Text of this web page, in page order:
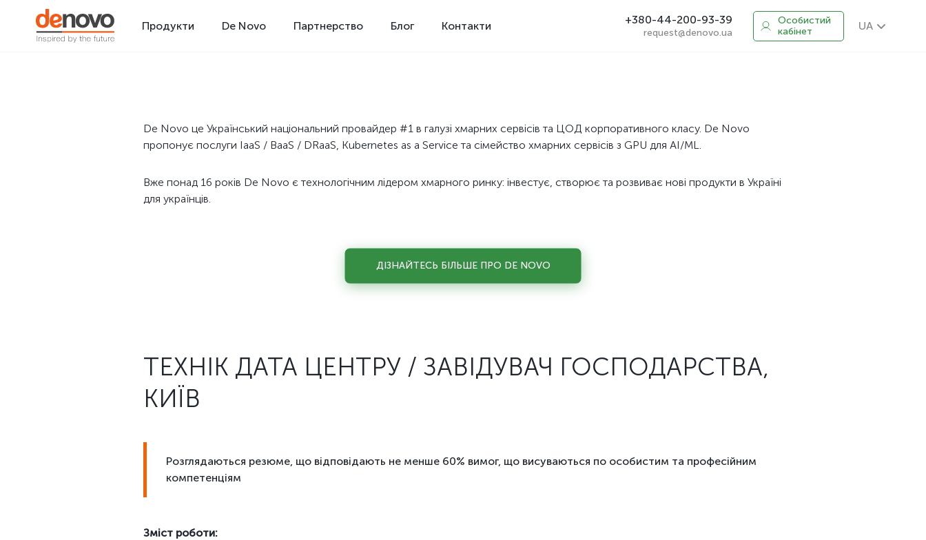
Продукти De Novo Партнерство Блог Контакти +380-44-200-93-39
request@denovo.ua
Особистий
кабінет
UA
De Novo це Український національний провайдер #1 в галузі хмарних сервісів та ЦОД корпоративного класу. De Novo
пропонує послуги IaaS / BaaS / DRaaS, Kubernetes as a Service та сімейство хмарних сервісів з GPU для AI/ML.
Вже понад 16 років De Novo є технологічним лідером хмарного ринку: інвестує, створює та розвиває нові продукти в Україні
для українців.
ДІЗНАЙТЕСЬ БІЛЬШЕ ПРО DE NOVO
ТЕХНІК ДАТА ЦЕНТРУ / ЗАВІДУВАЧ ГОСПОДАРСТВА,
КИЇВ
Розглядаються резюме, що відповідають не менше 60% вимог, що висуваються по особистим та професійним
компетенціям
Зміст роботи: